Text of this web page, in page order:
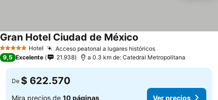
5 Estrellas Hotel Acceso peatonal a lugares históricos
Gran Hotel Ciudad de México
9,5 Excelente 21.938 a 0.3 km de: Catedral Metropolitana
De $ 622.570
Mira precios de 10 páginas Ver precios